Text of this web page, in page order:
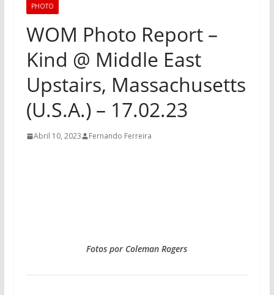
PHOTO
WOM Photo Report –
Kind @ Middle East
Upstairs, Massachusetts
(U.S.A.) – 17.02.23
Abril 10, 2023 Fernando Ferreira
Fotos por Coleman Rogers